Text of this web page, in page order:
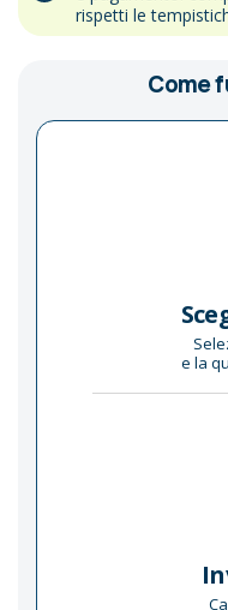
rispetti le
Come
e la